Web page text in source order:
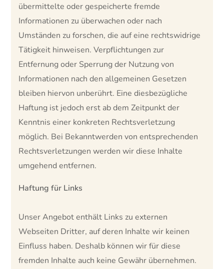
übermittelte oder gespeicherte fremde
Informationen zu überwachen oder nach
Umständen zu forschen, die auf eine rechtswidrige
Tätigkeit hinweisen. Verpflichtungen zur
Entfernung oder Sperrung der Nutzung von
Informationen nach den allgemeinen Gesetzen
bleiben hiervon unberührt. Eine diesbezügliche
Haftung ist jedoch erst ab dem Zeitpunkt der
Kenntnis einer konkreten Rechtsverletzung
möglich. Bei Bekanntwerden von entsprechenden
Rechtsverletzungen werden wir diese Inhalte
umgehend entfernen.
Haftung für Links
Unser Angebot enthält Links zu externen
Webseiten Dritter, auf deren Inhalte wir keinen
Einfluss haben. Deshalb können wir für diese
fremden Inhalte auch keine Gewähr übernehmen.